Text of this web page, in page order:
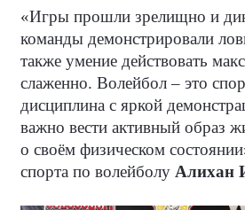
«Игры прошли зрелищно и
команды демонстрировали
также умение действовать
слаженно. Волейбол – это
дисциплина с яркой
важно вести активный образ
о своём физическом
спорта по волейболу Алихан